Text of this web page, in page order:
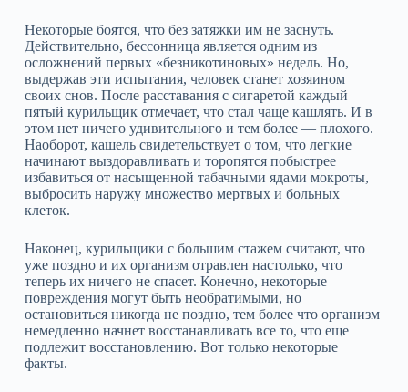
Некоторые боятся, что без затяжки им не заснуть.
Действительно, бессонница является одним из
осложнений первых «безникотиновых» недель. Но,
выдержав эти испытания, человек станет хозяином
своих снов. После расставания с сигаретой каждый
пятый курильщик отмечает, что стал чаще кашлять. И в
этом нет ничего удивительного и тем более — плохого.
Наоборот, кашель свидетельствует о том, что легкие
начинают выздоравливать и торопятся побыстрее
избавиться от насыщенной табачными ядами мокроты,
выбросить наружу множество мертвых и больных
клеток.
Наконец, курильщики с большим стажем считают, что
уже поздно и их организм отравлен настолько, что
теперь их ничего не спасет. Конечно, некоторые
повреждения могут быть необратимыми, но
остановиться никогда не поздно, тем более что организм
немедленно начнет восстанавливать все то, что еще
подлежит восстановлению. Вот только некоторые
факты.